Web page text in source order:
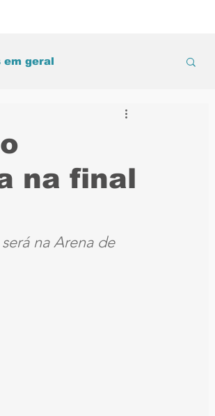
em geral
Central de Caruaru
Destaque Náutico
na final
na Arena de